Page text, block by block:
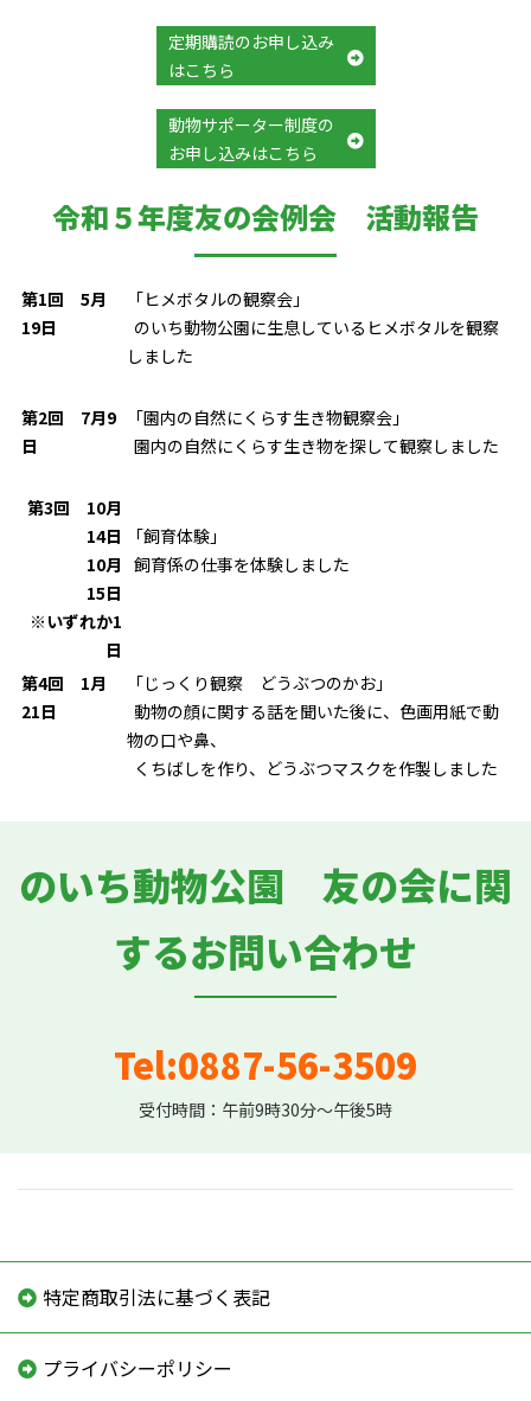
定期購読のお申し込み
はこちら
動物サポーター制度の
お申し込みはこちら
令和５年度友の会例会 活動報告
第1回 5月
19日
「ヒメボタルの観察会」
のいち動物公園に生息しているヒメボタルを観察
しました
第2回 7月9
日
「園内の自然にくらす生き物観察会」
園内の自然にくらす生き物を探して観察しました
第3回 10月
14日
10月
15日
※いずれか1
日
「飼育体験」
飼育係の仕事を体験しました
第4回 1月
21日
「じっくり観察 どうぶつのかお」
動物の顔に関する話を聞いた後に、色画用紙で動
物の口や鼻、
くちばしを作り、どうぶつマスクを作製しました
のいち動物公園 友の会に関
するお問い合わせ
Tel:0887-56-3509
受付時間：午前9時30分〜午後5時
特定商取引法に基づく表記
プライバシーポリシー